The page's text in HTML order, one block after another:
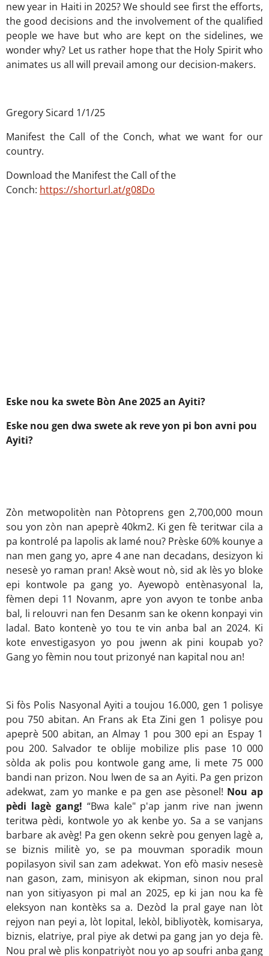
new year in Haiti in 2025? We should see first the efforts,
the good decisions and the involvement of the qualified
people we have but who are kept on the sidelines, we
wonder why? Let us rather hope that the Holy Spirit who
animates us all will prevail among our decision-makers.
Gregory Sicard 1/1/25
Manifest the Call of the Conch, what we want for our
country.
Download the Manifest the Call of the
Conch: https://shorturl.at/g08Do
Eske nou ka swete Bòn Ane 2025 an Ayiti?
Eske nou gen dwa swete ak reve yon pi bon avni pou
Ayiti?
Zòn metwopolitèn nan Pòtoprens gen 2,700,000 moun
sou yon zòn nan apeprè 40km2. Ki gen fè teritwar cila a
pa kontrolé pa lapolis ak lamé nou? Prèske 60% kounye a
nan men gang yo, apre 4 ane nan decadans, desizyon ki
nesesè yo raman pran! Aksè wout nò, sid ak lès yo bloke
epi kontwole pa gang yo. Ayewopò entènasyonal la,
fèmen depi 11 Novanm, apre yon avyon te tonbe anba
bal, li relouvri nan fen Desanm san ke okenn konpayi vin
ladal. Bato kontenè yo tou te vin anba bal an 2024. Ki
kote envestigasyon yo pou jwenn ak pini koupab yo?
Gang yo fèmin nou tout prizonyé nan kapital nou an!
Si fòs Polis Nasyonal Ayiti a toujou 16.000, gen 1 polisye
pou 750 abitan. An Frans ak Eta Zini gen 1 polisye pou
apeprè 500 abitan, an Almay 1 pou 300 epi an Espay 1
pou 200. Salvador te oblije mobilize plis pase 10 000
sòlda ak polis pou kontwole gang ame, li mete 75 000
bandi nan prizon. Nou lwen de sa an Ayiti. Pa gen prizon
adekwat, zam yo manke e pa gen ase pèsonel! Nou ap
pèdi lagè gang! “Bwa kale" p'ap janm rive nan jwenn
teritwa pèdi, kontwole yo ak kenbe yo. Sa a se vanjans
barbare ak avèg! Pa gen okenn sekrè pou genyen lagè a,
se biznis militè yo, se pa mouvman sporadik moun
popilasyon sivil san zam adekwat. Yon efò masiv nesesè
nan gason, zam, minisyon ak ekipman, sinon nou pral
nan yon sitiyasyon pi mal an 2025, ep ki jan nou ka fè
eleksyon nan kontèks sa a. Dezòd la pral gaye nan lòt
rejyon nan peyi a, lòt lopital, lekòl, bibliyotèk, komisarya,
biznis, elatriye, pral piye ak detwi pa gang jan yo deja fè.
Nou pral wè plis konpatriyòt nou yo ap soufri anba gang